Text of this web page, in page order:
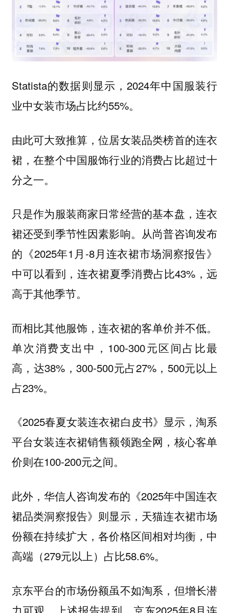
Statista的数据则显示，2024年中国服装行
业中女装市场占比约55%。
由此可大致推算，位居女装品类榜首的连衣
裙，在整个中国服饰行业的消费占比超过十
分之一。
只是作为服装商家日常经营的基本盘，连衣
裙还受到季节性因素影响。从尚普咨询发布
的《2025年1月-8月连衣裙市场洞察报告》
中可以看到，连衣裙夏季消费占比43%，远
高于其他季节。
而相比其他服饰，连衣裙的客单价并不低。
单次消费支出中，100-300元区间占比最
高，达38%，300-500元占27%，500元以上
占23%。
《2025春夏女装连衣裙白皮书》显示，淘系
平台女装连衣裙销售额领跑全网，核心客单
价则在100-200元之间。
此外，华信人咨询发布的《2025年中国连衣
裙品类洞察报告》则显示，天猫连衣裙市场
份额在持续扩大，各价格区间相对均衡，中
高端（279元以上）占比58.6%。
京东平台的市场份额虽不如淘系，但增长潜
力可观。上述报告提到，京东2025年8月连